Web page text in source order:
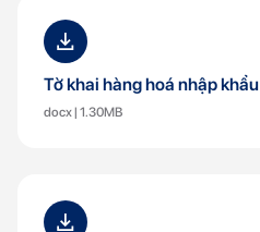
Tờ khai hàng hoá nhập khẩu
docx | 1.30MB